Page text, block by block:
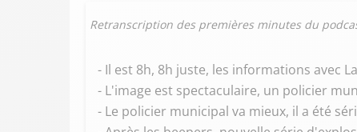
Retranscription des premières minutes du
- Il est 8h, 8h juste, les informations avec
- L'image est spectaculaire, un policier
- Le policier municipal va mieux, il a été